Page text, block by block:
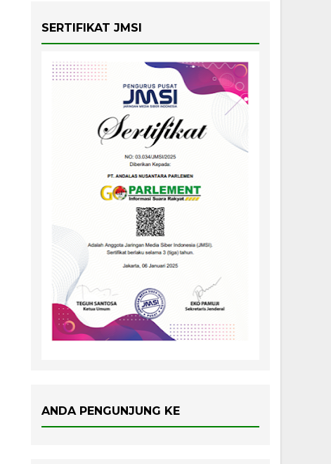
SERTIFIKAT JMSI
ANDA PENGUNJUNG KE